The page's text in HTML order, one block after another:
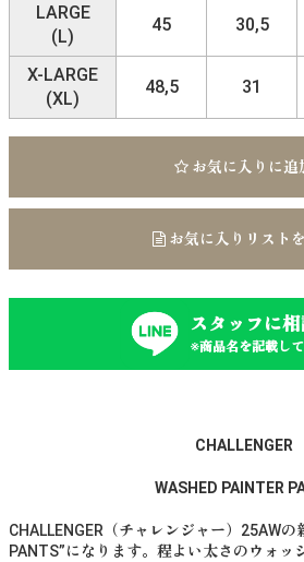
LARGE
(L)
45 30,5
X-LARGE
(XL)
48,5 31
お気に入りに追
お気に入りリスト
スタッフに
※商品名を記載し
CHALLENGER
WASHED PAINTER
CHALLENGER（チャレンジャー）25AWの
PANTS”になります。程よい太さのウォッ